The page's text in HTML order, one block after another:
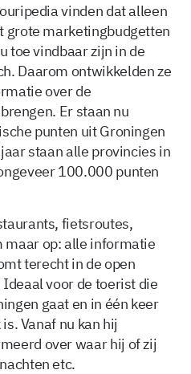
vinden dat alleen
grote marketingbudgetten
toe vindbaar zijn in de
Daarom ontwikkelden ze
over de
Er staan nu
punten uit Groningen
staan alle provincies in
100.000 punten
fietsroutes,
maar op: alle informatie
terecht in de open
voor de toerist die
gaat en in één keer
Vanaf nu kan hij
over waar hij of zij
etc.